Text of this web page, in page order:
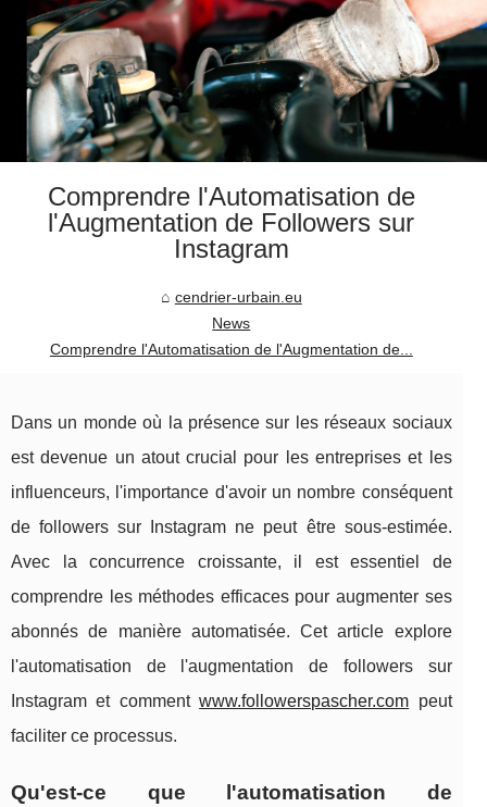
Comprendre l'Automatisation de
l'Augmentation de Followers sur
Instagram
cendrier-urbain.eu
News
Comprendre l'Automatisation de l'Augmentation de...
Dans un monde où la présence sur les réseaux sociaux
est devenue un atout crucial pour les entreprises et les
influenceurs, l'importance d'avoir un nombre conséquent
de followers sur Instagram ne peut être sous-estimée.
Avec la concurrence croissante, il est essentiel de
comprendre les méthodes efficaces pour augmenter ses
abonnés de manière automatisée. Cet article explore
l'automatisation de l'augmentation de followers sur
Instagram et commentwww.followerspascher.com peut
faciliter ce processus.
Qu'est-ce que l'automatisation de